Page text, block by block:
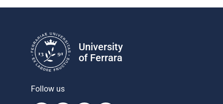
University
of Ferrara
Follow us